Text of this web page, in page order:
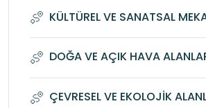
KÜLTÜREL VE SANATSAL
DOĞA VE AÇIK HAVA
ÇEVRESEL VE EKOLOJİK